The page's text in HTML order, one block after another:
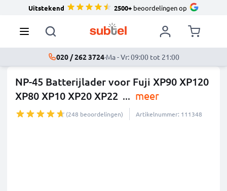
Uitstekend 2500+beoordelingen op
020 / 262 3724·Ma - Vr: 09:00 tot 21:00
NP-45 Batterijlader voor Fuji XP90 XP120
XP80 XP10 XP20 XP22 ... meer
(248 beoordelingen) Artikelnummer: 111348